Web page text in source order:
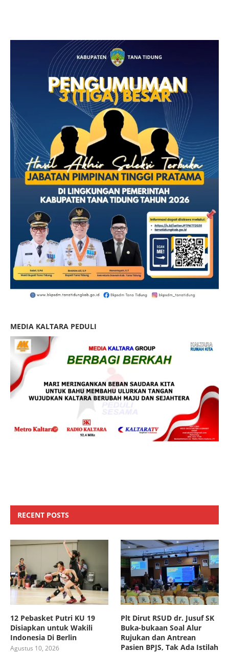
MEDIA KALTARA PEDULI
RECENT POSTS
12 Pebasket Putri KU 19
Disiapkan untuk Wakili
Indonesia Di Berlin
Agustus 10, 2026
Plt Dirut RSUD dr. Jusuf SK
Buka-bukaan Soal Alur
Rujukan dan Antrean
Pasien BPJS, Tak Ada Istilah